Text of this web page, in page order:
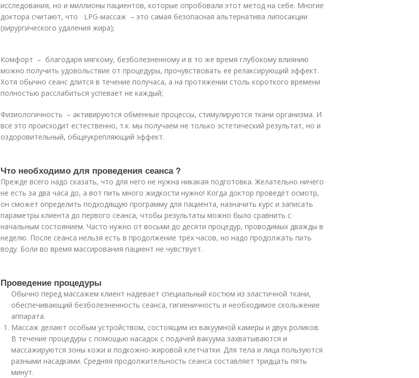
исследования, но и миллионы пациентов, которые опробовали этот метод на себе. Многие
доктора считают, что LPG-массаж – это самая безопасная альтернатива липосакции
(хирургического удаления жира);
Комфорт – благодаря мягкому, безболезненному и в то же время глубокому влиянию
можно получить удовольствие от процедуры, прочувствовать её релаксирующий эффект.
Хотя обычно сеанс длится в течение получаса, а на протяжении столь короткого времени
полностью расслабиться успевает не каждый;
Физиологичность – активируются обменные процессы, стимулируются ткани организма. И
всё это происходит естественно, т.к. мы получаем не только эстетический результат, но и
оздоровительный, общеукрепляющий эффект.
Что необходимо для проведения сеанса ?
Прежде всего надо сказать, что для него не нужна никакая подготовка. Желательно ничего
не есть за два часа до, а вот пить много жидкости нужно! Когда доктор проведёт осмотр,
он сможет определить подходящую программу для пациента, назначить курс и записать
параметры клиента до первого сеанса, чтобы результаты можно было сравнить с
начальным состоянием. Часто нужно от восьми до десяти процедур, проводимых дважды в
неделю. После сеанса нельзя есть в продолжение трёх часов, но надо продолжать пить
воду. Боли во время массирования пациент не чувствует.
Проведение процедуры
Обычно перед массажем клиент надевает специальный костюм из эластичной ткани,
обеспечивающий безболезненность сеанса, гигиеничность и необходимое скольжение
аппарата.
Массаж делают особым устройством, состоящим из вакуумной камеры и двух роликов.
В течение процедуры с помощью насадок с подачей вакуума захватываются и
массажируются зоны кожи и подкожно-жировой клетчатки. Для тела и лица пользуются
разными насадками. Средняя продолжительность сеанса составляет тридцать пять
минут.